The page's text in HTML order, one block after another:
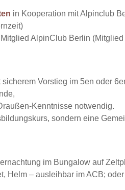
in Kooperation mit Alpinclub
AlpinClub Berlin
Vorstieg im 5en oder
Kenntnisse notwendig.
sondern eine
im Bungalow auf
Helm – ausleihbar im ACB;